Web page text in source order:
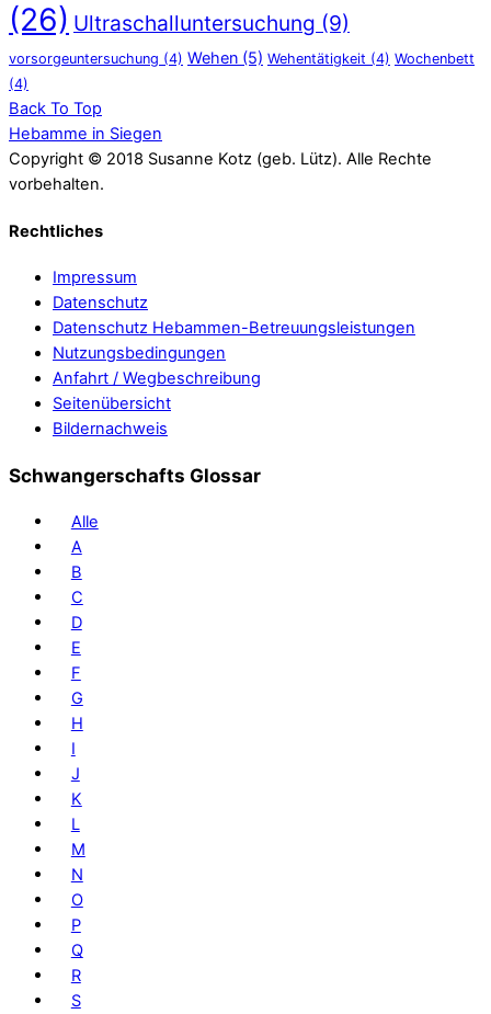
(26) Ultraschalluntersuchung (9)
vorsorgeuntersuchung (4) Wehen (5) Wehentätigkeit (4) Wochenbett
(4)
Back To Top
Hebamme in Siegen
Copyright © 2018 Susanne Kotz (geb. Lütz). Alle Rechte
vorbehalten.
Rechtliches
Impressum
Datenschutz
Datenschutz Hebammen-Betreuungsleistungen
Nutzungsbedingungen
Anfahrt / Wegbeschreibung
Seitenübersicht
Bildernachweis
Schwangerschafts Glossar
Alle
A
B
C
D
E
F
G
H
I
J
K
L
M
N
O
P
Q
R
S